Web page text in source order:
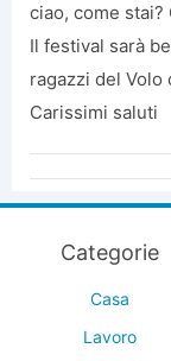
ciao, come
Il festival sarà
ragazzi del Volo
Carissimi saluti
Categorie
Casa
Lavoro